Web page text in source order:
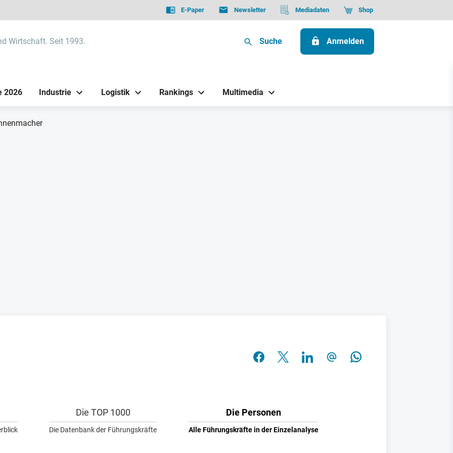
E-Paper Newsletter Mediadaten Shop
Wirtschaft. Seit 1993. Suche Anmelden
2026 Industrie Logistik Rankings Multimedia
Die TOP 1000
Die Datenbank der Führungskräfte
Die Personen
Alle Führungskräfte in der Einzelanalyse